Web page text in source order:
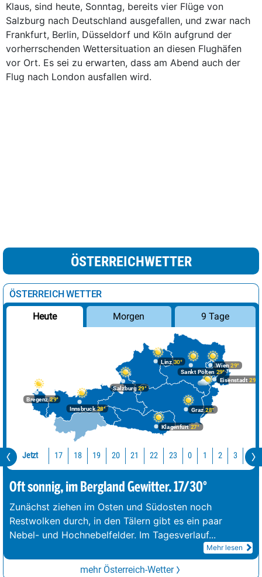
Klaus, sind heute, Sonntag, bereits vier Flüge von
Salzburg nach Deutschland ausgefallen, und zwar nach
Frankfurt, Berlin, Düsseldorf und Köln aufgrund der
vorherrschenden Wettersituation an diesen Flughäfen
vor Ort. Es sei zu erwarten, dass am Abend auch der
Flug nach London ausfallen wird.
ÖSTERREICHWETTER
ÖSTERREICH WETTER
Heute Morgen 9 Tage
Bregenz29°
Graz28°
Innsbruck28°
Klagenfurt 27°
Linz30°
Salzburg29°
Wien 29°
Eisenstadt 29°
Sankt Pölten 29°
Jetzt 17 18 19 20 21 22 23 0 1 2 3 4
Oft sonnig, im Bergland Gewitter. 17/30°
Zunächst ziehen im Osten und Südosten noch
Restwolken durch, in den Tälern gibt es ein paar
Nebel- und Hochnebelfelder. Im Tagesverlauf...
Mehr lesen
mehr Österreich-Wetter